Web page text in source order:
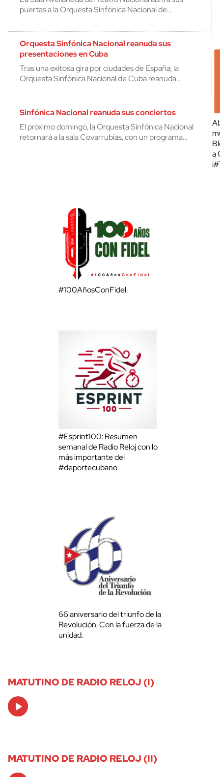
puertas a la Orquesta Sinfónica Nacional de…
Orquesta Sinfónica Nacional reanuda sus
presentaciones en Cuba
Tras una exitosa gira por ciudades de España, la
Orquesta Sinfónica Nacional de Cuba reanuda…
Sinfónica Nacional reanuda sus conciertos
El próximo domingo, la Orquesta Sinfónica Nacional
retornará a la sala Covarrubias, con un programa…
a
#100AñosConFidel
#Esprint100: Resumen
semanal de Radio Reloj con lo
más importante del
#deportecubano.
66 aniversario del triunfo de la
Revolución. Con la fuerza de la
unidad.
MATUTINO DE RADIO RELOJ (I)
Audio
Player
MATUTINO DE RADIO RELOJ (II)